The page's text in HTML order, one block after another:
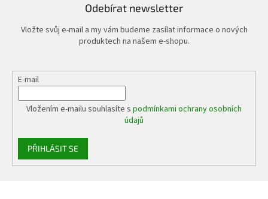
Odebírat newsletter
Vložte svůj e-mail a my vám budeme zasílat informace o nových
produktech na našem e-shopu.
E-mail
Vložením e-mailu souhlasíte s podmínkami ochrany osobních
údajů
PŘIHLÁSIT SE